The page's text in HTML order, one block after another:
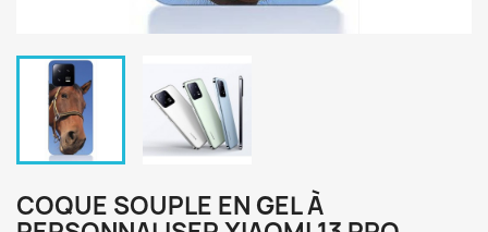
COQUE SOUPLE EN GEL À